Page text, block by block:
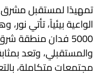
لمستقبل مشرق، تقوده
بيئياً، تأتي نور، وهي
فدان منطقة شرق
وتعد بمثابة
متكاملة، بالتعاون